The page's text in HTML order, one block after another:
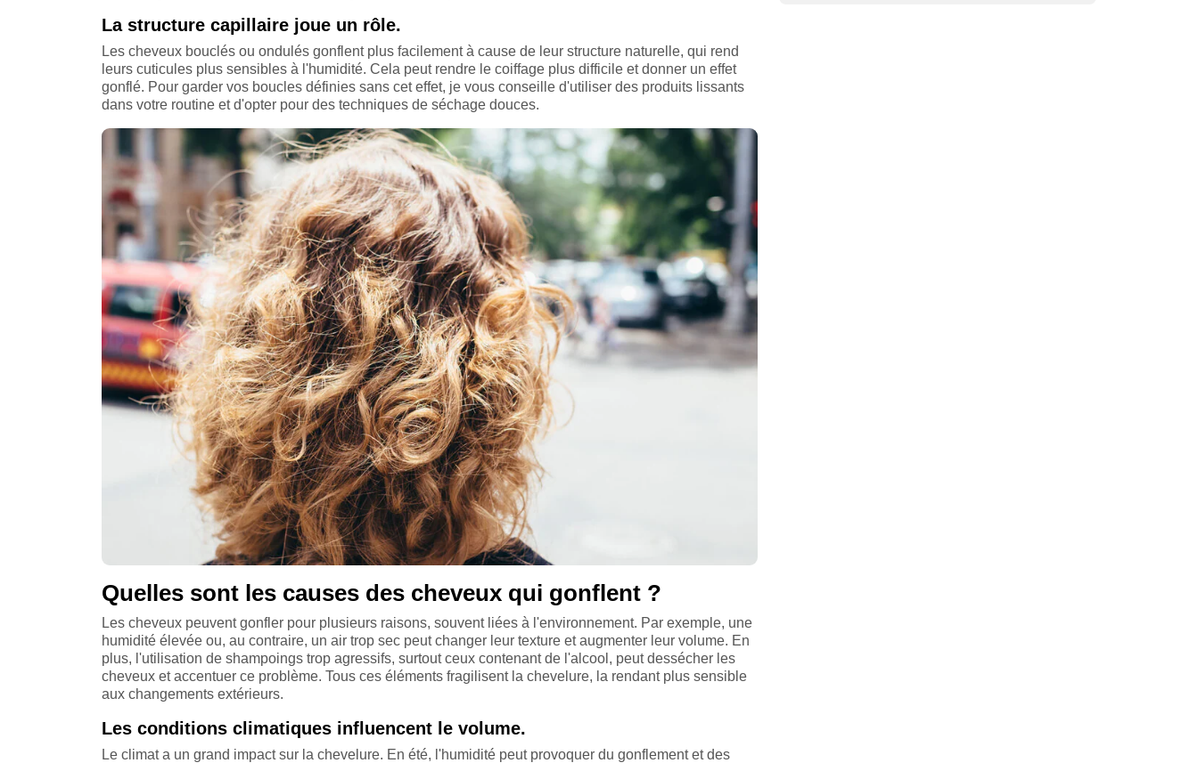
La structure capillaire joue un rôle.
Les cheveux bouclés ou ondulés gonflent plus facilement à cause de leur structure naturelle, qui rend
leurs cuticules plus sensibles à l'humidité. Cela peut rendre le coiffage plus difficile et donner un effet
gonflé. Pour garder vos boucles définies sans cet effet, je vous conseille d'utiliser des produits lissants
dans votre routine et d'opter pour des techniques de séchage douces.
Quelles sont les causes des cheveux qui gonflent ?
Les cheveux peuvent gonfler pour plusieurs raisons, souvent liées à l'environnement. Par exemple, une
humidité élevée ou, au contraire, un air trop sec peut changer leur texture et augmenter leur volume. En
plus, l'utilisation de shampoings trop agressifs, surtout ceux contenant de l'alcool, peut dessécher les
cheveux et accentuer ce problème. Tous ces éléments fragilisent la chevelure, la rendant plus sensible
aux changements extérieurs.
Les conditions climatiques influencent le volume.
Le climat a un grand impact sur la chevelure. En été, l'humidité peut provoquer du gonflement et des